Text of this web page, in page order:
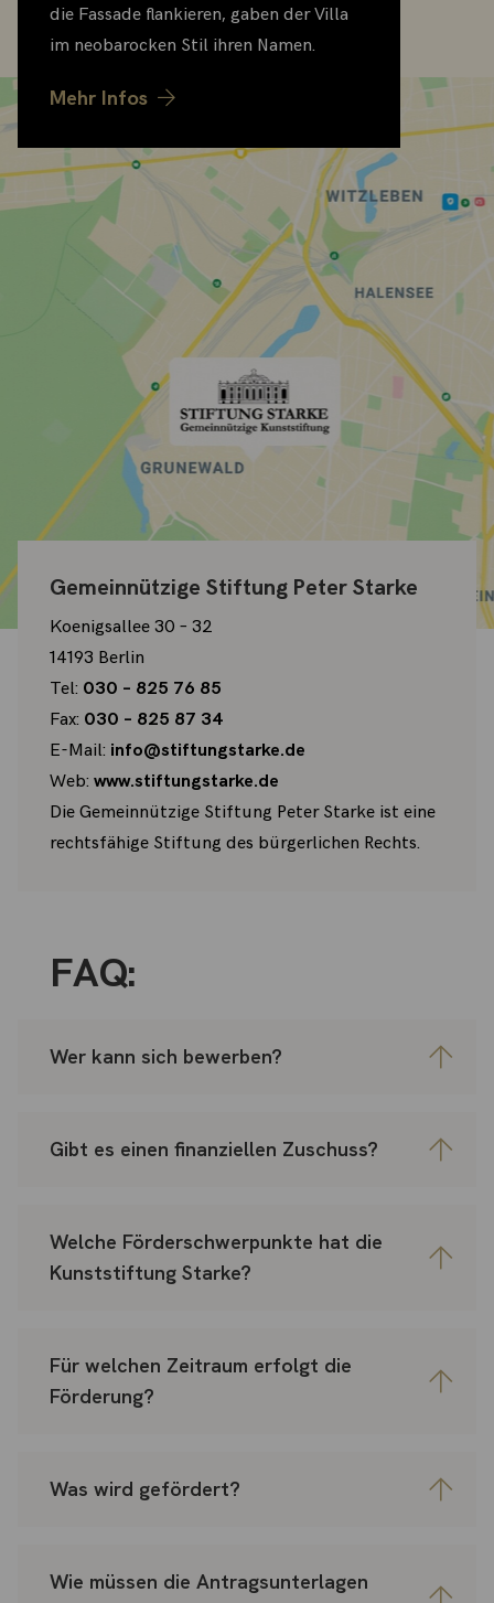
die Fassade flankieren, gaben der Villa
im neobarocken Stil ihren Namen.
Mehr Infos
Gemeinnützige Stiftung Peter Starke
Koenigsallee 30 – 32
14193 Berlin
Tel: 030 – 825 76 85
Fax: 030 – 825 87 34
E-Mail: info@stiftungstarke.de
Web:www.stiftungstarke.de
Die Gemeinnützige Stiftung Peter Starke ist eine
rechtsfähige Stiftung des bürgerlichen Rechts.
FAQ:
Wer kann sich bewerben?
Gibt es einen finanziellen Zuschuss?
Welche Förderschwerpunkte hat die
Kunststiftung Starke?
Für welchen Zeitraum erfolgt die
Förderung?
Was wird gefördert?
Wie müssen die Antragsunterlagen